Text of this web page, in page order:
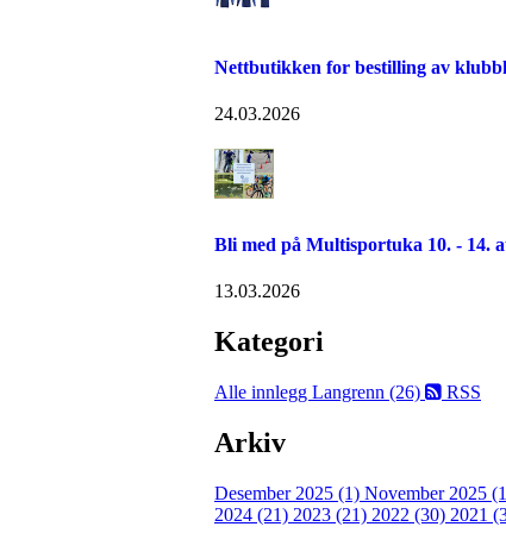
Nettbutikken for bestilling av
24.03.2026
Bli med på Multisportuka 10. - 14.
13.03.2026
Kategori
Alle innlegg Langrenn (26) RSS
Arkiv
Desember 2025 (1) November 2025
2024 (21) 2023 (21) 2022 (30) 2021